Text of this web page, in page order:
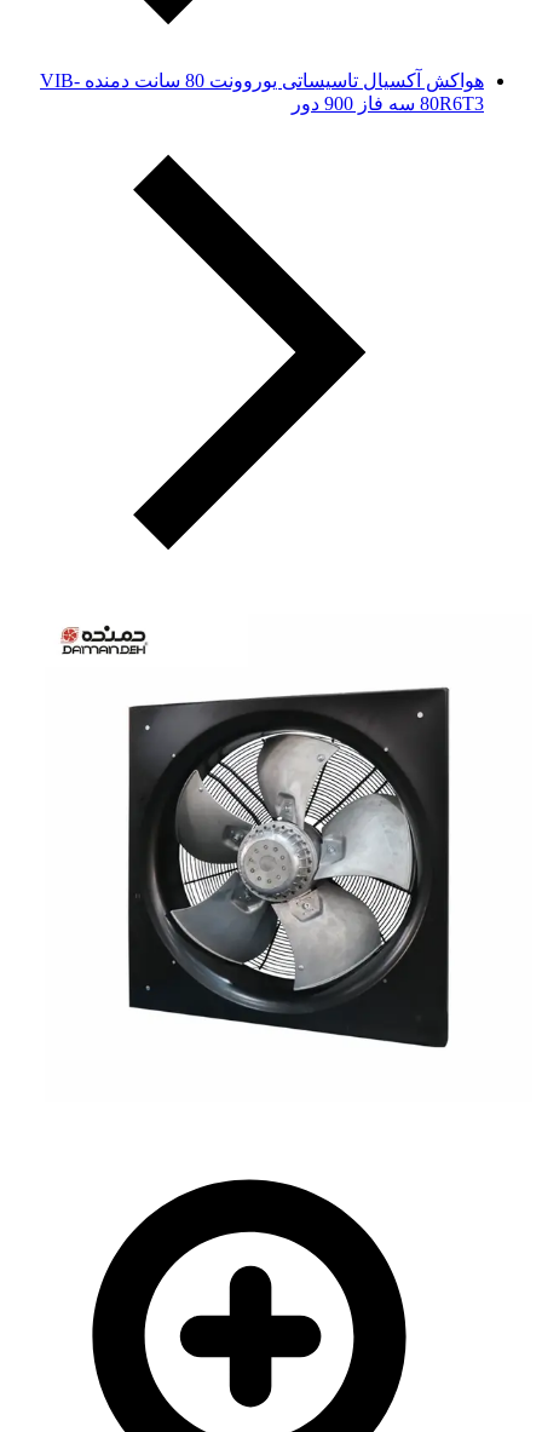
هواکش آکسیال تاسیساتی یوروونت 80 سانت دمنده VIB-
80R6T3 سه فاز 900 دور